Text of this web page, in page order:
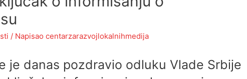
/ Napisao centarzarazvojlokalnihmedija
je danas pozdravio odluku Vlade Srbije